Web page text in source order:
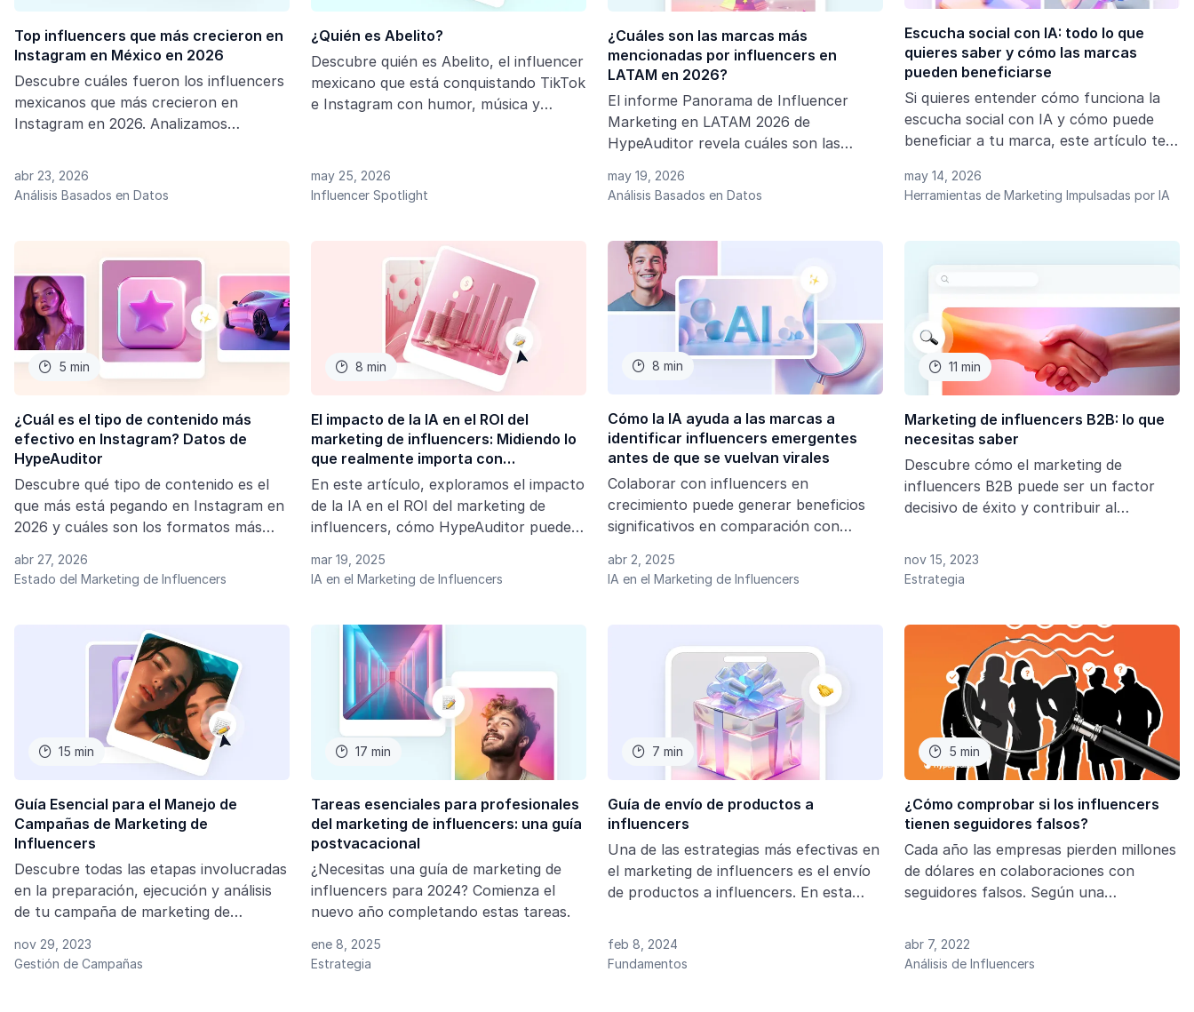
Top influencers que más crecieron en
Instagram en México en 2026
Descubre cuáles fueron los influencers
mexicanos que más crecieron en
Instagram en 2026. Analizamos
influencer marketing en México.
abr 23, 2026
Análisis Basados en Datos
¿Quién es Abelito?
Descubre quién es Abelito, el influencer
mexicano que está conquistando TikTok
e Instagram con humor, música y
impacto que está teniendo en redes
sociales.
may 25, 2026
Influencer Spotlight
¿Cuáles son las marcas más
mencionadas por influencers en
LATAM en 2026?
El informe Panorama de Influencer
Marketing en LATAM 2026 de
HypeAuditor revela cuáles son las
influencers en Instagram y TikTok en
categorías no solo participan en
influencer marketing, sino cuáles lo han
convertido en parte natural de su
estrategia de crecimiento.
may 19, 2026
Análisis Basados en Datos
Escucha social con IA: todo lo que
quieres saber y cómo las marcas
pueden beneficiarse
Si quieres entender cómo funciona la
escucha social con IA y cómo puede
beneficiar a tu marca, este artículo te
may 14, 2026
Herramientas de Marketing Impulsadas por IA
 5 min
¿Cuál es el tipo de contenido más
efectivo en Instagram? Datos de
HypeAuditor
Descubre qué tipo de contenido es el
que más está pegando en Instagram en
2026 y cuáles son los formatos más
engagement y resultados reales.
abr 27, 2026
Estado del Marketing de Influencers
 8 min
El impacto de la IA en el ROI del
marketing de influencers: Midiendo lo
que realmente importa con
HypeAuditor
En este artículo, exploramos el impacto
de la IA en el ROI del marketing de
influencers, cómo HypeAuditor puede
tecnología.
mar 19, 2025
IA en el Marketing de Influencers
 8 min
Cómo la IA ayuda a las marcas a
identificar influencers emergentes
antes de que se vuelvan virales
Colaborar con influencers en
crecimiento puede generar beneficios
significativos en comparación con
suelen cobrar tarifas más altas y tienen
tasas de engagement más bajas. Si tu
cómo la IA puede facilitar este proceso.
abr 2, 2025
IA en el Marketing de Influencers
 11 min
Marketing de influencers B2B: lo que
necesitas saber
Descubre cómo el marketing de
influencers B2B puede ser un factor
decisivo de éxito y contribuir al
nov 15, 2023
Estrategia
 15 min
Guía Esencial para el Manejo de
Campañas de Marketing de
Influencers
Descubre todas las etapas involucradas
en la preparación, ejecución y análisis
de tu campaña de marketing de
nov 29, 2023
Gestión de Campañas
 17 min
Tareas esenciales para profesionales
del marketing de influencers: una guía
postvacacional
¿Necesitas una guía de marketing de
influencers para 2024? Comienza el
nuevo año completando estas tareas.
ene 8, 2025
Estrategia
 7 min
Guía de envío de productos a
influencers
Una de las estrategias más efectivas en
el marketing de influencers es el envío
de productos a influencers. En esta
influencers. Discutiremos por qué esta
feb 8, 2024
Fundamentos
 5 min
¿Cómo comprobar si los influencers
tienen seguidores falsos?
Cada año las empresas pierden millones
de dólares en colaboraciones con
seguidores falsos. Según una
aproximadamente el 50% de los
abr 7, 2022
Análisis de Influencers